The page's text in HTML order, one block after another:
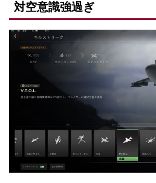
対空意識強過ぎ